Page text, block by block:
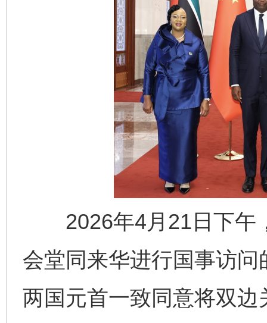
2026年4月21日下午
会堂同来华进行国事访
两国元首一致同意将双